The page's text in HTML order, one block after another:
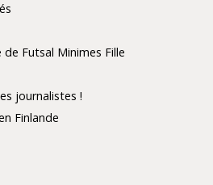
Futsal Minimes Fille
journalistes !
Finlande